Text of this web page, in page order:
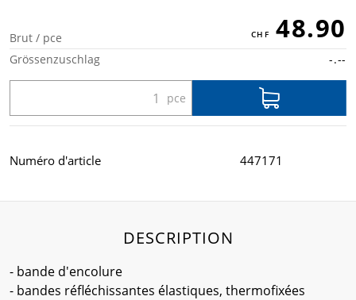
Brut / pce 48.90
Grössenzuschlag -.--
Numéro d'article 447171
DESCRIPTION
- bande d'encolure
- bandes réfléchissantes élastiques, thermofixées